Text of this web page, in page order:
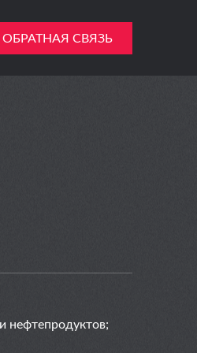
ОБРАТНАЯ СВЯЗЬ
нефтепродуктов;